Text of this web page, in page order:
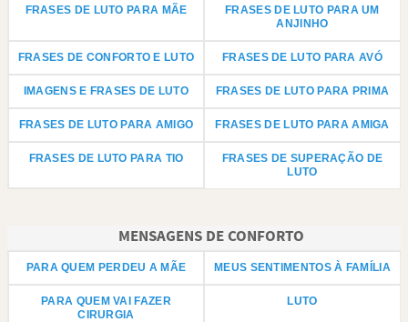
FRASES DE LUTO PARA MÃE
FRASES DE LUTO PARA UM
ANJINHO
FRASES DE CONFORTO E LUTO FRASES DE LUTO PARA AVÓ
IMAGENS E FRASES DE LUTO FRASES DE LUTO PARA PRIMA
FRASES DE LUTO PARA AMIGO FRASES DE LUTO PARA AMIGA
FRASES DE LUTO PARA TIO
FRASES DE SUPERAÇÃO DE
LUTO
MENSAGENS DE CONFORTO
PARA QUEM PERDEU A MÃE MEUS SENTIMENTOS À FAMÍLIA
PARA QUEM VAI FAZER
CIRURGIA
LUTO